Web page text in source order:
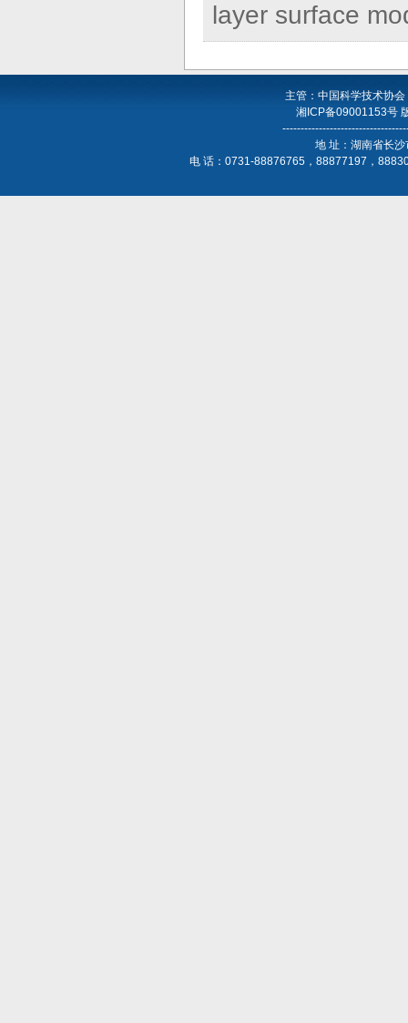
layer surface
主管：中国科学技术协
湘ICP备09001153号
地 址：湖南省长
电 话：0731-88876765，88877197，